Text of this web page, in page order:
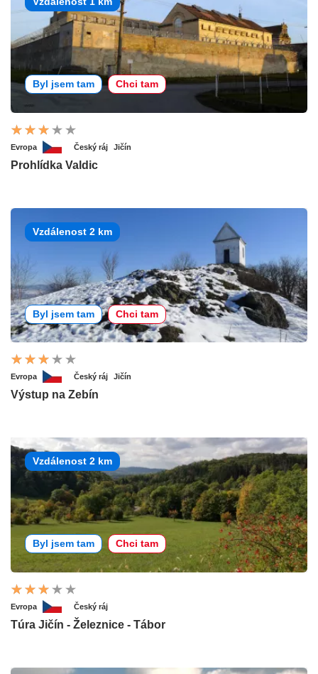
Byl jsem tam Chci tam
Evropa Český ráj Jičín
Prohlídka Valdic
Vzdálenost 2 km
Byl jsem tam Chci tam
Evropa Český ráj Jičín
Výstup na Zebín
Vzdálenost 2 km
Byl jsem tam Chci tam
Evropa Český ráj
Túra Jičín - Železnice - Tábor